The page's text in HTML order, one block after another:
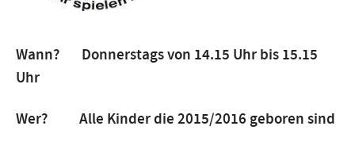
Wann? Donnerstags von 14.15 Uhr bis 15.15
Uhr
Wer? Alle Kinder die 2015/2016 geboren sind